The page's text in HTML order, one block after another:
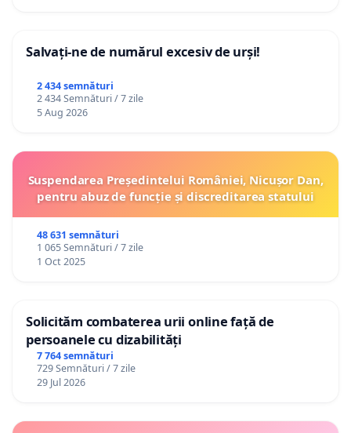
Salvați-ne de numărul excesiv de urși!
2 434 semnături
2 434 Semnături / 7 zile
5 Aug 2026
Suspendarea Președintelui României, Nicușor Dan,
pentru abuz de funcție și discreditarea statului
48 631 semnături
1 065 Semnături / 7 zile
1 Oct 2025
Solicităm combaterea urii online față de
persoanele cu dizabilități
7 764 semnături
729 Semnături / 7 zile
29 Jul 2026